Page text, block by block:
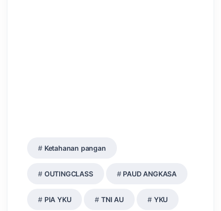
Ketahanan pangan
OUTINGCLASS PAUD ANGKASA
PIA YKU TNI AU YKU